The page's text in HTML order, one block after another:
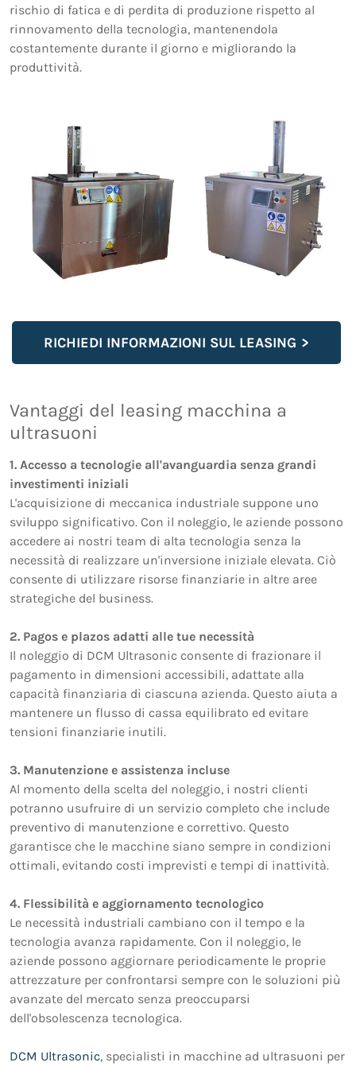
rischio di fatica e di perdita di produzione rispetto al
rinnovamento della tecnologia, mantenendola
costantemente durante il giorno e migliorando la
produttività.
RICHIEDI INFORMAZIONI SUL LEASING
Vantaggi del leasing macchina a
ultrasuoni
1. Accesso a tecnologie all'avanguardia senza grandi
investimenti iniziali
L'acquisizione di meccanica industriale suppone uno
sviluppo significativo. Con il noleggio, le aziende possono
accedere ai nostri team di alta tecnologia senza la
necessità di realizzare un'inversione iniziale elevata. Ciò
consente di utilizzare risorse finanziarie in altre aree
strategiche del business.
2. Pagos e plazos adatti alle tue necessità
Il noleggio di DCM Ultrasonic consente di frazionare il
pagamento in dimensioni accessibili, adattate alla
capacità finanziaria di ciascuna azienda. Questo aiuta a
mantenere un flusso di cassa equilibrato ed evitare
tensioni finanziarie inutili.
3. Manutenzione e assistenza incluse
Al momento della scelta del noleggio, i nostri clienti
potranno usufruire di un servizio completo che include
preventivo di manutenzione e correttivo. Questo
garantisce che le macchine siano sempre in condizioni
ottimali, evitando costi imprevisti e tempi di inattività.
4. Flessibilità e aggiornamento tecnologico
Le necessità industriali cambiano con il tempo e la
tecnologia avanza rapidamente. Con il noleggio, le
aziende possono aggiornare periodicamente le proprie
attrezzature per confrontarsi sempre con le soluzioni più
avanzate del mercato senza preoccuparsi
dell'obsolescenza tecnologica.
DCM Ultrasonic, specialisti in macchine ad ultrasuoni per